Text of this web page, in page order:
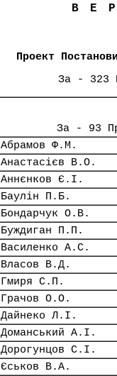
Проект
За - 323
За - 93
Абрамов Ф.М.
Анастасієв В.О.
Аннєнков Є.І.
Баулін П.Б.
Бондарчук О.В.
Буждиган П.П.
Василенко А.С.
Власов В.Д.
Гмиря С.П.
Грачов О.О.
Дайнеко Л.І.
Доманський А.І.
Дорогунцов С.І.
Єськов В.А.